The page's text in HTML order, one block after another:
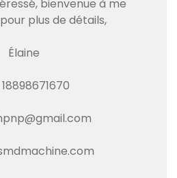
bienvenue à me
plus de détails,
Élaine